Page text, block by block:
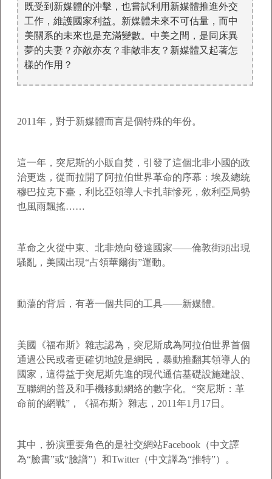
既受到新媒體的沖擊，也嘗試利用新媒體推進外交
工作，維護國家利益。新媒體未來不可估量，而中
美關系的未來也是充滿變數。中美之間，是同床異
夢的夫妻？亦敵亦友？非敵非友？新媒體又起著怎
樣的作用？
2011年，對于新媒體而言是個特殊的年份。
這一年，突尼斯的小販自焚，引發了這個北非小國的政
治更迭，從而拉開了阿拉伯世界革命的序幕：埃及總統
穆巴拉克下臺，利比亞領導人卡扎菲慘死，敘利亞局勢
也風雨飄搖……
革命之火從中東、北非燒向發達國家——倫敦街頭出現
騷亂，美國出現“占領華爾街”運動。
動蕩的背后，有著一個共同的工具——新媒體。
美國《福布斯》雜志認為，突尼斯成為阿拉伯世界首個
通過公民或者更確切地說是網民，暴動推翻其領導人的
國家，這得益于突尼斯先進的現代通信基礎設施建設、
互聯網的普及和手機移動網絡的數字化。“突尼斯：革
命前的網戰”，《福布斯》雜志，2011年1月17日。
其中，扮演重要角色的是社交網站Facebook（中文譯
為“臉書”或“臉譜”）和Twitter（中文譯為“推特”）。